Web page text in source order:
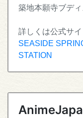
築地本願寺ブデ
詳しくは公式サイ
SEASIDE
STATION